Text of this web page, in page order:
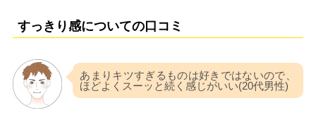
すっきり感についての口コミ
あまりキツすぎるものは好きではないので、
ほどよくスーッと続く感じがいい(20代男性)